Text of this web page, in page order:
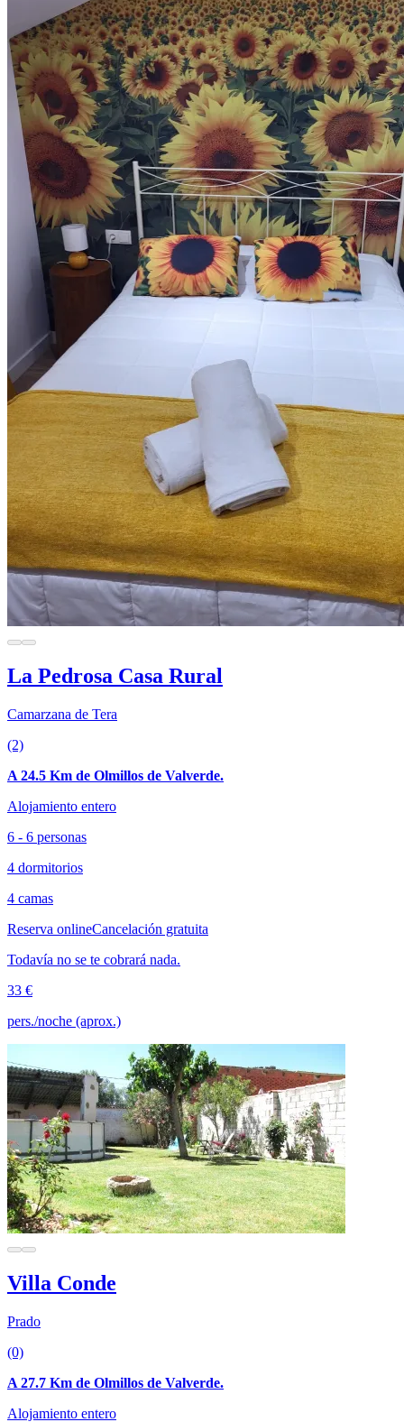
La Pedrosa Casa Rural
Camarzana de Tera
(2)
A 24.5 Km de Olmillos de Valverde.
Alojamiento entero
6 - 6 personas
4 dormitorios
4 camas
Reserva onlineCancelación gratuita
Todavía no se te cobrará nada.
33 €
pers./noche (aprox.)
Villa Conde
Prado
(0)
A 27.7 Km de Olmillos de Valverde.
Alojamiento entero